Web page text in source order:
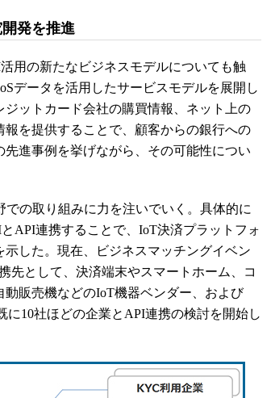
発を推進
用の新たなビジネスモデルについても触
データを活用したサービスモデルを展開し
ットカード会社の購買情報、ネット上の
を提供することで、顧客からの銀行への
進事例を挙げながら、その可能性につい
の取り組みに力を注いでいく。具体的に
API連携することで、IoT決済プラットフォ
した。現在、ビジネスマッチングイベン
先として、決済端末やスマートホーム、コ
販売機などのIoT機器ベンダー、および
10社ほどの企業とAPI連携の検討を開始し